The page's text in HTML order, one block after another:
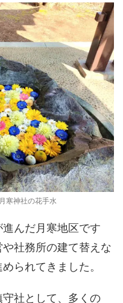
寒神社の花手水
んだ月寒地区です
社務所の建て替えな
られてきました。
社として、多くの